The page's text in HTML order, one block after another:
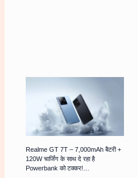
Realme GT 7T – 7,000mAh बैटरी +
120W चार्जिंग के साथ दे रहा है
Powerbank को टक्कर!…